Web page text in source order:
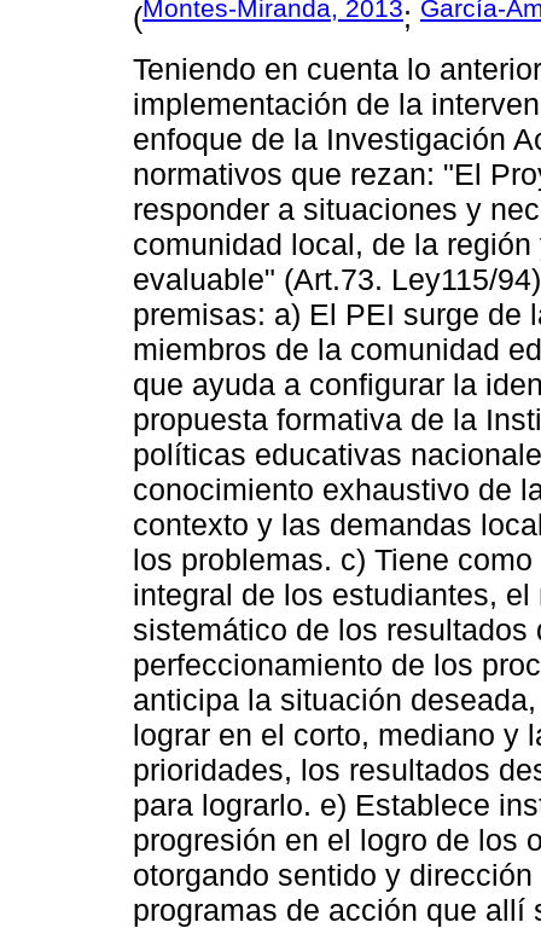
(Montes-Miranda, 2013; García-
Teniendo en cuenta lo
implementación de la
enfoque de la Investigación
normativos que rezan: "El
responder a situaciones y
comunidad local, de la
evaluable" (Art.73. Ley115/
premisas: a) El PEI surge de
miembros de la comunidad
que ayuda a configurar la
propuesta formativa de la
políticas educativas
conocimiento exhaustivo de
contexto y las demandas
los problemas. c) Tiene
integral de los estudiantes,
sistemático de los resultados
perfeccionamiento de los
anticipa la situación
lograr en el corto, mediano y
prioridades, los resultados
para lograrlo. e) Establece
progresión en el logro de los
otorgando sentido y
programas de acción que allí